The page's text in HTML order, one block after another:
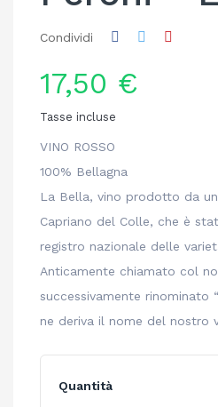
Condividi
17,50 €
Tasse incluse
VINO ROSSO
100% Bellagna
La Bella, vino prodotto da
Capriano del Colle, che è
registro nazionale delle
Anticamente chiamato col
successivamente rinominato
ne deriva il nome del nostro
Quantità